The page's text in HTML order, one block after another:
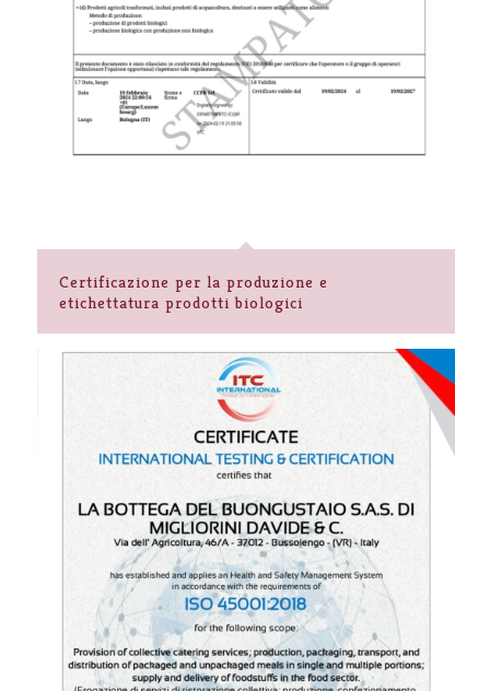
Certificazione per la produzione e
etichettatura prodotti biologici